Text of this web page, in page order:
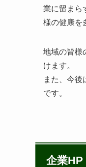
業に留まら
様の健康を
地域の皆様
けます。
また、今
です。
企業HP